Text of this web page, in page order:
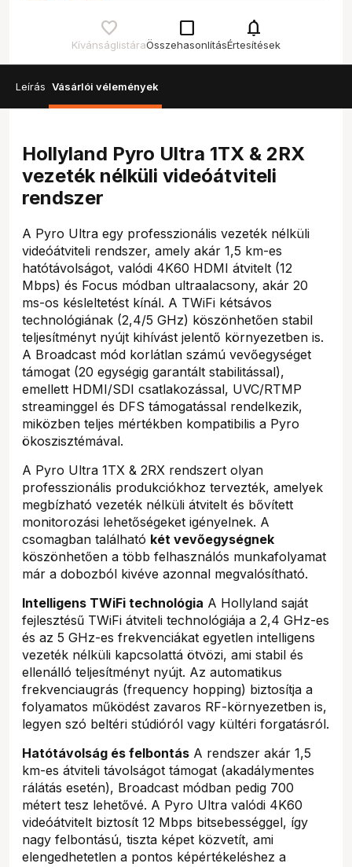
Kívánságlistára
check_box_outline_blank
Összehasonlítás
notifications
Értesítések
Leírás Vásárlói vélemények
Hollyland Pyro Ultra 1TX & 2RX
vezeték nélküli videóátviteli
rendszer
A Pyro Ultra egy professzionális vezeték nélküli
videóátviteli rendszer, amely akár 1,5 km-es
hatótávolságot, valódi 4K60 HDMI átvitelt (12
Mbps) és Focus módban ultraalacsony, akár 20
ms-os késleltetést kínál. A TWiFi kétsávos
technológiának (2,4/5 GHz) köszönhetően stabil
teljesítményt nyújt kihívást jelentő környezetben is.
A Broadcast mód korlátlan számú vevőegységet
támogat (20 egységig garantált stabilitással),
emellett HDMI/SDI csatlakozással, UVC/RTMP
streaminggel és DFS támogatással rendelkezik,
miközben teljes mértékben kompatibilis a Pyro
ökoszisztémával.
A Pyro Ultra 1TX & 2RX rendszert olyan
professzionális produkciókhoz tervezték, amelyek
megbízható vezeték nélküli átvitelt és bővített
monitorozási lehetőségeket igényelnek. A
csomagban található két vevőegységnek
köszönhetően a több felhasználós munkafolyamat
már a dobozból kivéve azonnal megvalósítható.
Intelligens TWiFi technológia A Hollyland saját
fejlesztésű TWiFi átviteli technológiája a 2,4 GHz-es
és az 5 GHz-es frekvenciákat egyetlen intelligens
vezeték nélküli kapcsolattá ötvözi, ami stabil és
ellenálló teljesítményt nyújt. Az automatikus
frekvenciaugrás (frequency hopping) biztosítja a
folyamatos működést zavaros RF-környezetben is,
legyen szó beltéri stúdióról vagy kültéri forgatásról.
Hatótávolság és felbontás A rendszer akár 1,5
km-es átviteli távolságot támogat (akadálymentes
rálátás esetén), Broadcast módban pedig 700
métert tesz lehetővé. A Pyro Ultra valódi 4K60
videóátvitelt biztosít 12 Mbps bitsebességgel, így
nagy felbontású, tiszta képet közvetít, ami
elengedhetetlen a pontos képértékeléshez a